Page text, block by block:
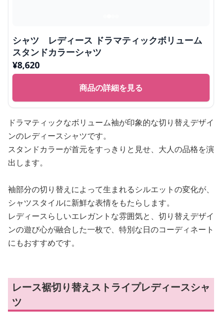
シャツ レディース ドラマティックボリューム
スタンドカラーシャツ
¥8,620
商品の詳細を見る
ドラマティックなボリューム袖が印象的な切り替えデザイ
ンのレディースシャツです。
スタンドカラーが首元をすっきりと見せ、大人の品格を演
出します。
袖部分の切り替えによって生まれるシルエットの変化が、
シャツスタイルに新鮮な表情をもたらします。
レディースらしいエレガントな雰囲気と、切り替えデザイ
ンの遊び心が融合した一枚で、特別な日のコーディネート
にもおすすめです。
レース裾切り替えストライプレディースシャ
ツ